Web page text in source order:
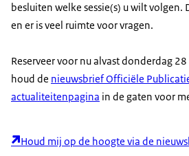
besluiten welke sessie(s) u wilt volgen.
en er is veel ruimte voor vragen.
Reserveer voor nu alvast donderdag
houd de nieuwsbrief Officiële
actualiteitenpagina in de gaten voor
Houd mij op de hoogte via de